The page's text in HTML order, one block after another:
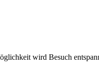
wird Besuch